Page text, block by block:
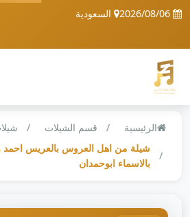
السعودية
الرئيسية قسم الشيلات
شيلة من اهل العروس بالعريس احمد
بالاسماء ابوحمدان